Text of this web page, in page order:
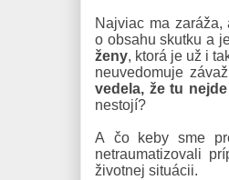
Najviac ma
o obsahu skutku a
ženy, ktorá je už i
neuvedomuje
vedela, že tu
nestojí?
A čo keby sme
netraumatizovali
životnej situácii.